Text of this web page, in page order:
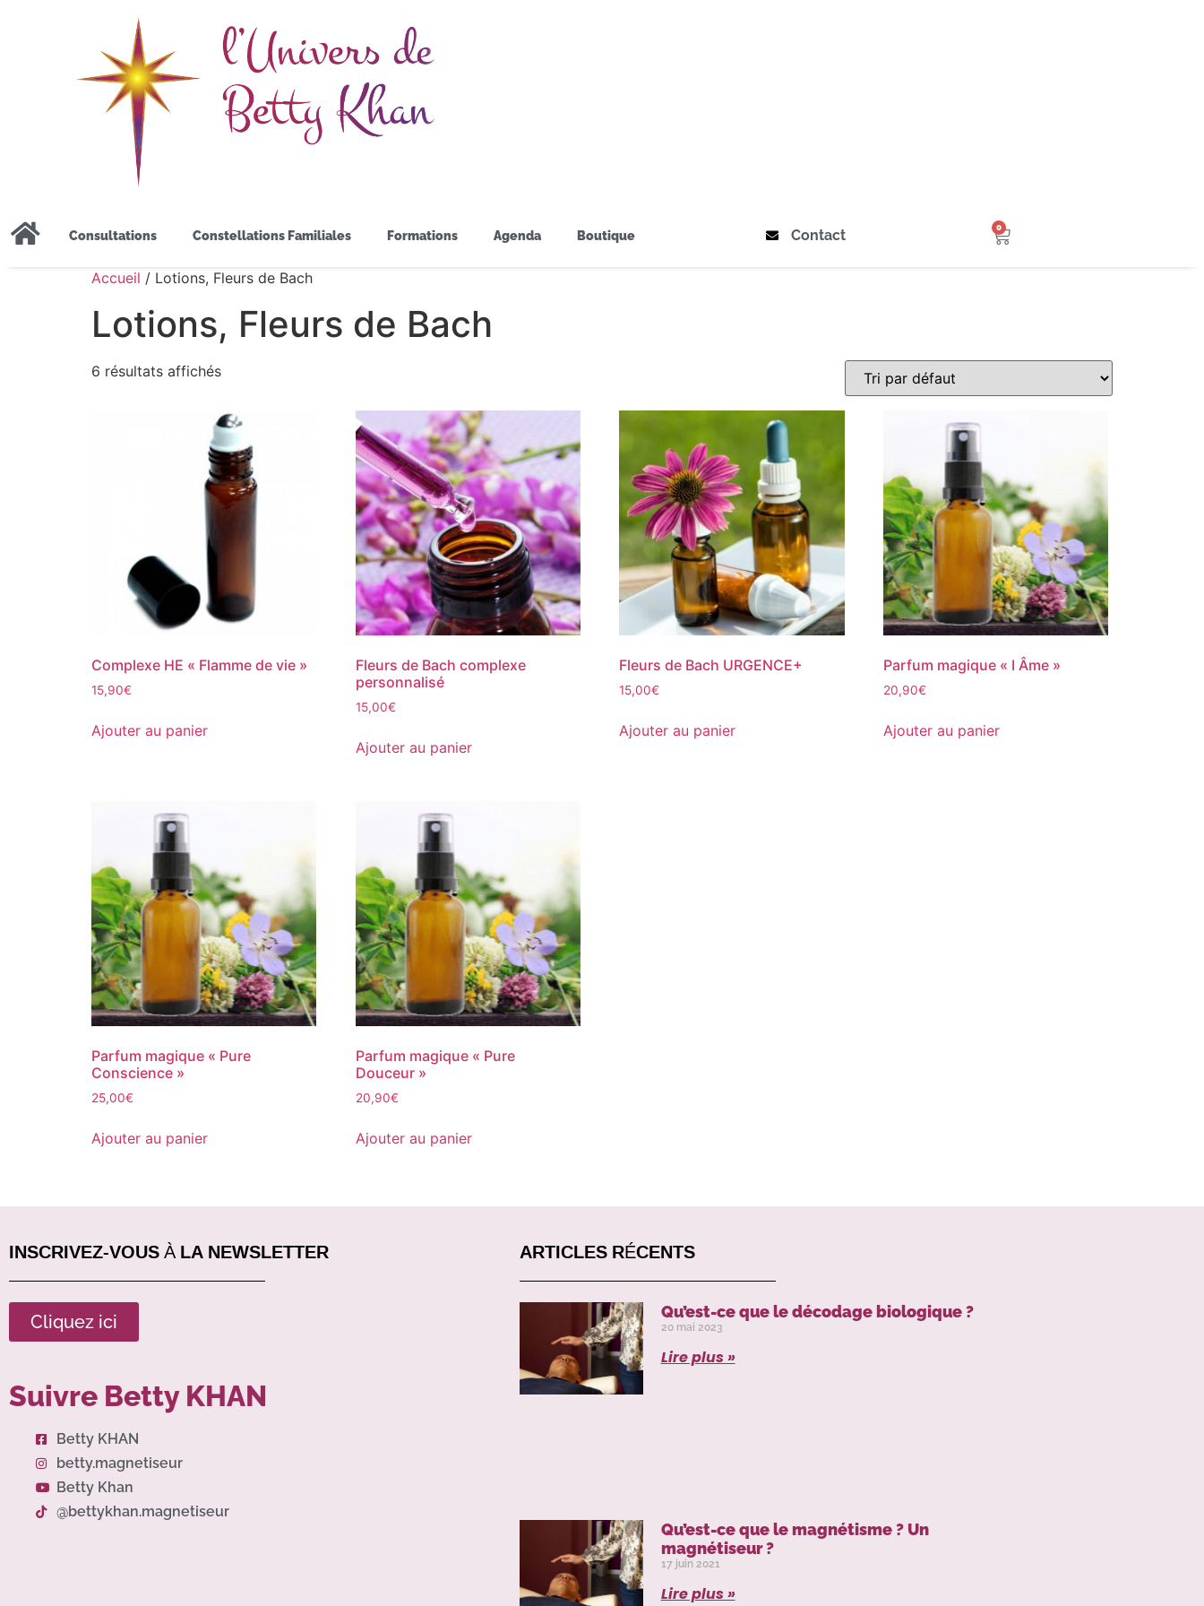
Consultations Constellations Familiales Formations Agenda Boutique Contact 0
Accueil / Lotions, Fleurs de Bach
Lotions, Fleurs de Bach
6 résultats affichés
Complexe HE « Flamme de vie »
15,90€
Ajouter au panier
Fleurs de Bach complexe
personnalisé
15,00€
Ajouter au panier
Fleurs de Bach URGENCE+
15,00€
Ajouter au panier
Parfum magique « I Âme »
20,90€
Ajouter au panier
Parfum magique « Pure
Conscience »
25,00€
Ajouter au panier
Parfum magique « Pure
Douceur »
20,90€
Ajouter au panier
INSCRIVEZ-VOUS À LA NEWSLETTER
Cliquez ici
Suivre Betty KHAN
Betty KHAN
betty.magnetiseur
Betty Khan
@bettykhan.magnetiseur
ARTICLES RÉCENTS
Qu’est-ce que le décodage biologique ?
20 mai 2023
Lire plus »
Qu’est-ce que le magnétisme ? Un
magnétiseur ?
17 juin 2021
Lire plus »